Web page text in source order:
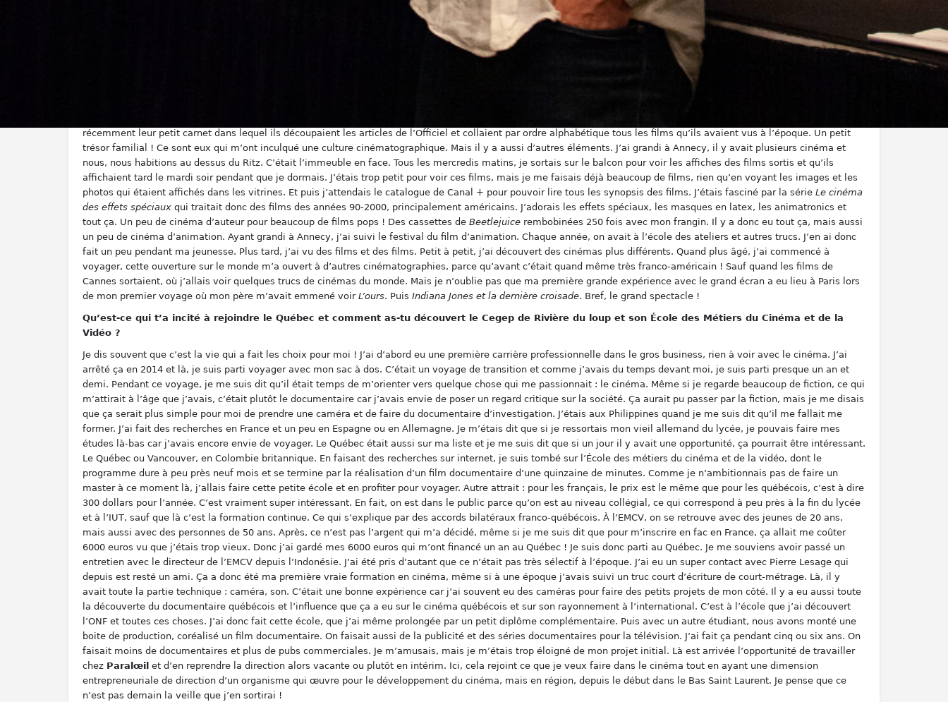
Ta formation initiale n’est pas le cinéma. Quels étaient avant cela tes rapports au films, à l’acte de voir des films en salle et tes goûts en la matière ?
J’ai en effet eu un parcours où j’ai évité le cinéma professionnel, à tort ou à raison, en tout cas, je n’étais pas dans l’industrie jusqu’à il y a cinq ou six ans. Mon rapport au
récemment leur petit carnet dans lequel ils découpaient les articles de l’Officiel et collaient par ordre alphabétique tous les films qu’ils avaient vus à l’époque. Un petit
trésor familial ! Ce sont eux qui m’ont inculqué une culture cinématographique. Mais il y a aussi d’autres éléments. J’ai grandi à Annecy, il y avait plusieurs cinéma et
nous, nous habitions au dessus du Ritz. C’était l’immeuble en face. Tous les mercredis matins, je sortais sur le balcon pour voir les affiches des films sortis et qu’ils
affichaient tard le mardi soir pendant que je dormais. J’étais trop petit pour voir ces films, mais je me faisais déjà beaucoup de films, rien qu’en voyant les images et les
photos qui étaient affichés dans les vitrines. Et puis j’attendais le catalogue de Canal + pour pouvoir lire tous les synopsis des films. J’étais fasciné par la série Le cinéma
des effets spéciaux qui traitait donc des films des années 90-2000, principalement américains. J’adorais les effets spéciaux, les masques en latex, les animatronics et
tout ça. Un peu de cinéma d’auteur pour beaucoup de films pops ! Des cassettes de Beetlejuice rembobinées 250 fois avec mon frangin. Il y a donc eu tout ça, mais aussi
un peu de cinéma d’animation. Ayant grandi à Annecy, j’ai suivi le festival du film d’animation. Chaque année, on avait à l’école des ateliers et autres trucs. J’en ai donc
fait un peu pendant ma jeunesse. Plus tard, j’ai vu des films et des films. Petit à petit, j’ai découvert des cinémas plus différents. Quand plus âgé, j’ai commencé à
voyager, cette ouverture sur le monde m’a ouvert à d’autres cinématographies, parce qu’avant c’était quand même très franco-américain ! Sauf quand les films de
Cannes sortaient, où j’allais voir quelques trucs de cinémas du monde. Mais je n’oublie pas que ma première grande expérience avec le grand écran a eu lieu à Paris lors
de mon premier voyage où mon père m’avait emmené voir L’ours. Puis Indiana Jones et la dernière croisade. Bref, le grand spectacle !
Qu’est-ce qui t’a incité à rejoindre le Québec et comment as-tu découvert le Cegep de Rivière du loup et son École des Métiers du Cinéma et de la
Vidéo ?
Je dis souvent que c’est la vie qui a fait les choix pour moi ! J’ai d’abord eu une première carrière professionnelle dans le gros business, rien à voir avec le cinéma. J’ai
arrêté ça en 2014 et là, je suis parti voyager avec mon sac à dos. C’était un voyage de transition et comme j’avais du temps devant moi, je suis parti presque un an et
demi. Pendant ce voyage, je me suis dit qu’il était temps de m’orienter vers quelque chose qui me passionnait : le cinéma. Même si je regarde beaucoup de fiction, ce qui
m’attirait à l’âge que j’avais, c’était plutôt le documentaire car j’avais envie de poser un regard critique sur la société. Ça aurait pu passer par la fiction, mais je me disais
que ça serait plus simple pour moi de prendre une caméra et de faire du documentaire d’investigation. J’étais aux Philippines quand je me suis dit qu’il me fallait me
former. J’ai fait des recherches en France et un peu en Espagne ou en Allemagne. Je m’étais dit que si je ressortais mon vieil allemand du lycée, je pouvais faire mes
études là-bas car j’avais encore envie de voyager. Le Québec était aussi sur ma liste et je me suis dit que si un jour il y avait une opportunité, ça pourrait être intéressant.
Le Québec ou Vancouver, en Colombie britannique. En faisant des recherches sur internet, je suis tombé sur l’École des métiers du cinéma et de la vidéo, dont le
programme dure à peu près neuf mois et se termine par la réalisation d’un film documentaire d’une quinzaine de minutes. Comme je n’ambitionnais pas de faire un
master à ce moment là, j’allais faire cette petite école et en profiter pour voyager. Autre attrait : pour les français, le prix est le même que pour les québécois, c’est à dire
300 dollars pour l’année. C’est vraiment super intéressant. En fait, on est dans le public parce qu’on est au niveau collégial, ce qui correspond à peu près à la fin du lycée
et à l’IUT, sauf que là c’est la formation continue. Ce qui s’explique par des accords bilatéraux franco-québécois. À l’EMCV, on se retrouve avec des jeunes de 20 ans,
mais aussi avec des personnes de 50 ans. Après, ce n’est pas l’argent qui m’a décidé, même si je me suis dit que pour m’inscrire en fac en France, ça allait me coûter
6000 euros vu que j’étais trop vieux. Donc j’ai gardé mes 6000 euros qui m’ont financé un an au Québec ! Je suis donc parti au Québec. Je me souviens avoir passé un
entretien avec le directeur de l’EMCV depuis l’Indonésie. J’ai été pris d’autant que ce n’était pas très sélectif à l’époque. J’ai eu un super contact avec Pierre Lesage qui
depuis est resté un ami. Ça a donc été ma première vraie formation en cinéma, même si à une époque j’avais suivi un truc court d’écriture de court-métrage. Là, il y
avait toute la partie technique : caméra, son. C’était une bonne expérience car j’ai souvent eu des caméras pour faire des petits projets de mon côté. Il y a eu aussi toute
la découverte du documentaire québécois et l’influence que ça a eu sur le cinéma québécois et sur son rayonnement à l’international. C’est à l’école que j’ai découvert
l’ONF et toutes ces choses. J’ai donc fait cette école, que j’ai même prolongée par un petit diplôme complémentaire. Puis avec un autre étudiant, nous avons monté une
boite de production, coréalisé un film documentaire. On faisait aussi de la publicité et des séries documentaires pour la télévision. J’ai fait ça pendant cinq ou six ans. On
faisait moins de documentaires et plus de pubs commerciales. Je m’amusais, mais je m’étais trop éloigné de mon projet initial. Là est arrivée l’opportunité de travailler
chez Paralœil et d’en reprendre la direction alors vacante ou plutôt en intérim. Ici, cela rejoint ce que je veux faire dans le cinéma tout en ayant une dimension
entrepreneuriale de direction d’un organisme qui œuvre pour le développement du cinéma, mais en région, depuis le début dans le Bas Saint Laurent. Je pense que ce
n’est pas demain la veille que j’en sortirai !